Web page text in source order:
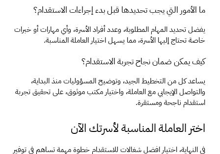
ما الأمور التي يجب تحديدها قبل بدء إجراءات الاستقدام؟
يفضل تحديد المهام المطلوبة، وعدد أفراد الأسرة، وأي مهارات أو خبرات
خاصة تحتاج إليها الأسرة، مما يسهل اختيار العاملة المناسبة.
كيف يمكن ضمان نجاح تجربة الاستقدام؟
والتواصل الإيجابي مع العاملة، واختيار مكتب موثوق، على تحقيق تجربة
استقدام ناجحة ومستقرة.
اختر العاملة المناسبة لأسرتك الآن